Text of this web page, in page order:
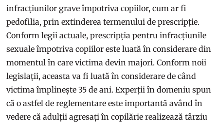
infracțiunilor grave împotriva copiilor, cum ar fi
pedofilia, prin extinderea termenului de prescripție.
Conform legii actuale, prescripția pentru infracțiunile
sexuale împotriva copiilor este luată în considerare din
momentul în care victima devin majori. Conform noii
legislații, aceasta va fi luată în considerare de când
victima împlinește 35 de ani. Experții în domeniu spun
că o astfel de reglementare este importantă având în
vedere că adulții agresați în copilărie realizează târziu